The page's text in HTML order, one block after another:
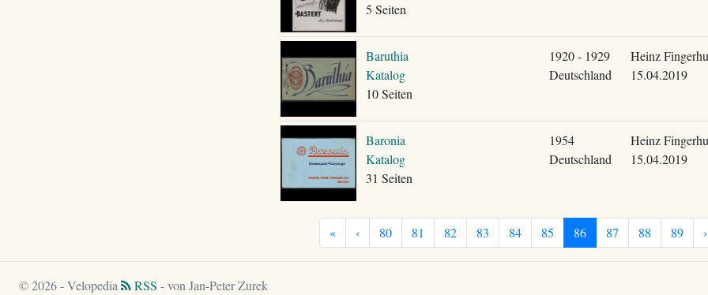
5 Seiten
Baruthia
Katalog
10 Seiten
1920 - 1929
Deutschland
Heinz
15.04.2019
Baronia
Katalog
31 Seiten
1954
Deutschland
Heinz
15.04.2019
« ‹ 80 81 82 83 84 85 86 87 88 89 ›
© 2026 - Velopedia RSS - von Jan-Peter Zurek